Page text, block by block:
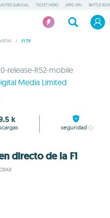
SURVIVAL TICKET HERO APPS VPN BATTLE
/ F1 TV
release-R52-mobile
Media Limited
k
seguridad
directo de la F1